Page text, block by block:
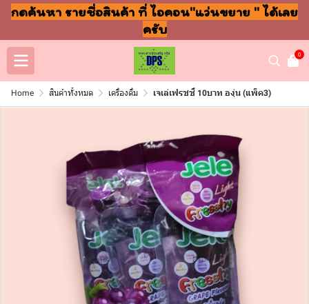
กดค้นหา รายชื่อสินค้า ที่ ไอคอน"แว่นขยาย " ได้เลย
ครับ
0
Home สินค้าทั้งหมด เครื่องดื่ม เจเล่เฟรชชี่ 10บาท องุ่น (แพ็ค3)